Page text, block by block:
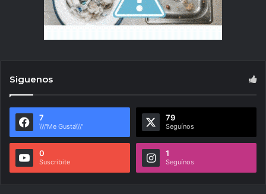
Siguenos
7
\\\"Me Gusta\\\"
79
Seguínos
0
Suscribite
1
Seguínos